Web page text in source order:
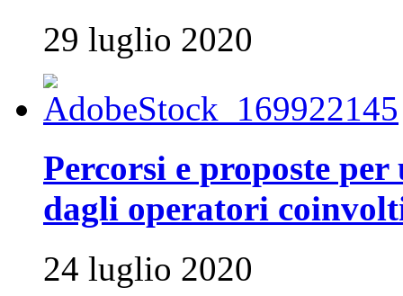
29 luglio 2020
Percorsi e proposte
dagli operatori
24 luglio 2020